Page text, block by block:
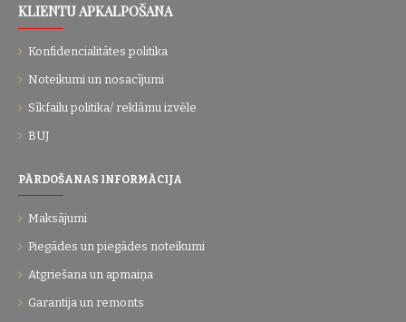
KLIENTU APKALPOŠANA
Konfidencialitātes politika
Noteikumi un nosacījumi
Sīkfailu politika/ reklāmu izvēle
BUJ
PĀRDOŠANAS INFORMĀCIJA
Maksājumi
Piegādes un piegādes noteikumi
Atgriešana un apmaiņa
Garantija un remonts